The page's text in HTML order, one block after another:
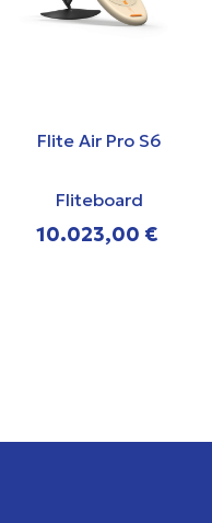
Flite Air Pro S6
Fliteboard
10.023,00 €